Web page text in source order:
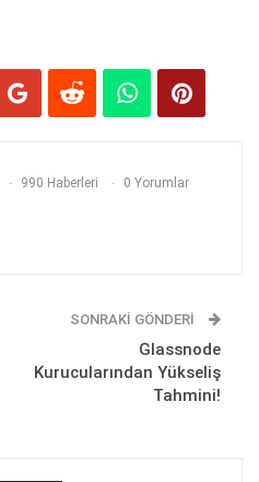
990 Haberleri 0 Yorumlar
SONRAKI GÖNDERI
Glassnode
Kurucularından Yükseliş
Tahmini!